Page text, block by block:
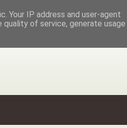
Your IP address and user-agent
of service, generate usage